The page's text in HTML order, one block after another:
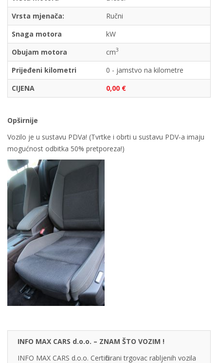
Vrsta mjenača:
Ručni
Snaga motora
kW
Obujam motora
cm3
Prijeđeni kilometri
0 - jamstvo na kilometre
CIJENA
0,00 €
Opširnije
Vozilo je u sustavu PDVa! (Tvrtke i obrti u sustavu PDV-a imaju
mogućnost odbitka 50% pretporeza!)
INFO MAX CARS d.o.o. – ZNAM ŠTO VOZIM !
INFO MAX CARS d.o.o. Certificirani trgovac rabljenih vozila